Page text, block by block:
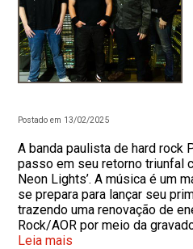
Postado em 13/02/2025
A banda paulista de hard rock
passo em seu retorno triunfal
Neon Lights’. A música é um
se prepara para lançar seu
trazendo uma renovação de
Rock/AOR por meio da
Leia mais